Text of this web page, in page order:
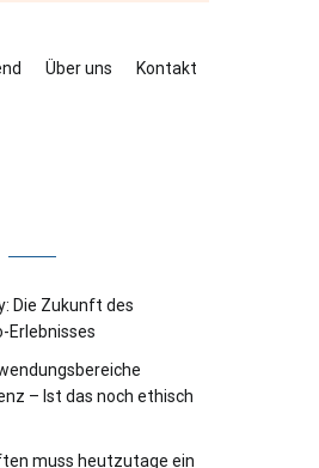
Über uns Kontakt
Die Zukunft des
Erlebnisses
– Ist das noch ethisch
muss heutzutage ein